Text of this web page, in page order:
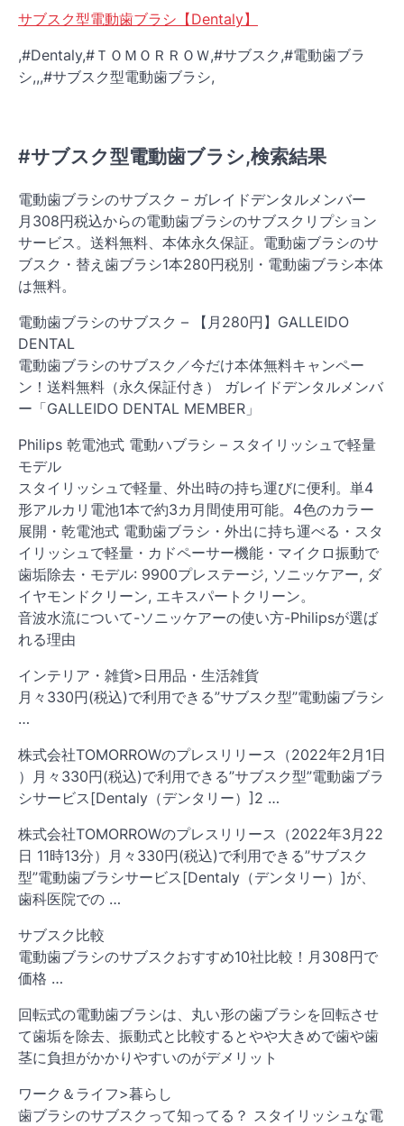
サブスク型電動歯ブラシ【Dentaly】
,#Dentaly,#ＴＯＭＯＲＲＯＷ,#サブスク,#電動歯ブラ
シ,,,#サブスク型電動歯ブラシ,
#サブスク型電動歯ブラシ,検索結果
電動歯ブラシのサブスク – ガレイドデンタルメンバー
月308円税込からの電動歯ブラシのサブスクリプション
サービス。送料無料、本体永久保証。電動歯ブラシのサ
ブスク・替え歯ブラシ1本280円税別・電動歯ブラシ本体
は無料。
電動歯ブラシのサブスク – 【月280円】GALLEIDO
DENTAL
電動歯ブラシのサブスク／今だけ本体無料キャンペー
ン！送料無料（永久保証付き） ガレイドデンタルメンバ
ー「GALLEIDO DENTAL MEMBER」
Philips 乾電池式 電動ハブラシ – スタイリッシュで軽量
モデル
スタイリッシュで軽量、外出時の持ち運びに便利。単4
形アルカリ電池1本で約3カ月間使用可能。4色のカラー
展開・乾電池式 電動歯ブラシ・外出に持ち運べる・スタ
イリッシュで軽量・カドペーサー機能・マイクロ振動で
歯垢除去・モデル: 9900プレステージ, ソニッケアー, ダ
イヤモンドクリーン, エキスパートクリーン。
音波水流について-ソニッケアーの使い方-Philipsが選ば
れる理由
インテリア・雑貨>日用品・生活雑貨
月々330円(税込)で利用できる”サブスク型”電動歯ブラシ
…
株式会社TOMORROWのプレスリリース（2022年2月1日
）月々330円(税込)で利用できる”サブスク型”電動歯ブラ
シサービス[Dentaly（デンタリー）]2 …
株式会社TOMORROWのプレスリリース（2022年3月22
日 11時13分）月々330円(税込)で利用できる”サブスク
型”電動歯ブラシサービス[Dentaly（デンタリー）]が、
歯科医院での …
サブスク比較
電動歯ブラシのサブスクおすすめ10社比較！月308円で
価格 …
回転式の電動歯ブラシは、丸い形の歯ブラシを回転させ
て歯垢を除去、振動式と比較するとやや大きめで歯や歯
茎に負担がかかりやすいのがデメリット
ワーク＆ライフ>暮らし
歯ブラシのサブスクって知ってる？ スタイリッシュな電